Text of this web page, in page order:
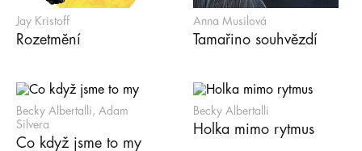
Jay Kristoff
Rozetmění
Anna Musilová
Tamařino souhvězdí
Becky Albertalli, Adam
Silvera
Co když jsme to my
Becky Albertalli
Holka mimo rytmus